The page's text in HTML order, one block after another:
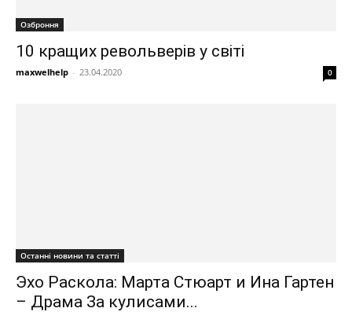
Озброння
10 кращих револьверів у світі
maxwelhelp - 23.04.2020 0
Останні новини та статті
Эхо Раскола: Марта Стюарт и Ина Гартен
– Драма За кулисами...